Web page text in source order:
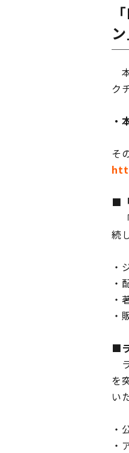
ク
・
そ
■
続
・
・
・
・
■
を
い
・
・